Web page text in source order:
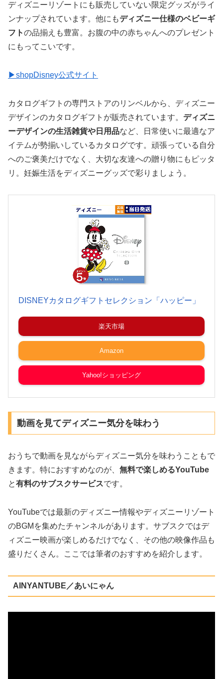
ディズニーリゾートにも販売していない限定グッズがライ
ンナップされています。他にもディズニー仕様のベビーギ
フトの品揃えも豊富。お腹の中の赤ちゃんへのプレゼント
にもってこいです。
▶︎shopDisney公式サイト
カタログギフトの専門ストアのリンベルから、ディズニー
デザインのカタログギフトが販売されています。 ディズニ
ーデザインの生活雑貨や日用品など、日常使いに最適なア
イテムが勢揃いしているカタログです。頑張っている自分
へのご褒美だけでなく、大切な友達への贈り物にもピッタ
リ。妊娠生活をディズニーグッズで彩りましょう。
DISNEYカタログギフトセレクション「ハッピー」
楽天市場
Amazon
Yahoo!ショッピング
動画を見てディズニー気分を味わう
おうちで動画を見ながらディズニー気分を味わうこともで
きます。特におすすめなのが、 無料で楽しめるYouTube
と有料のサブスクサービスです。
YouTubeでは最新のディズニー情報やディズニーリゾート
のBGMを集めたチャンネルがあります。サブスクではデ
ィズニー映画が楽しめるだけでなく、その他の映像作品も
盛りだくさん。ここでは筆者のおすすめを紹介します。
AINYANTUBE／あいにゃん